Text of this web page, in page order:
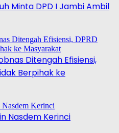
Minta DPD I Jambi Ambil
Ditengah Efisiensi,
Berpihak ke
Nasdem Kerinci